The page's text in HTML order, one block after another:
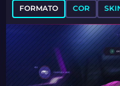
FORMATO
COR